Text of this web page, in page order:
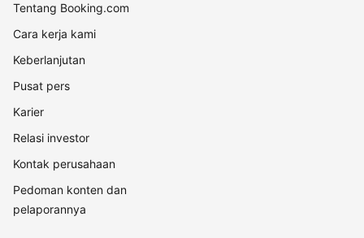
Tentang Booking.com
Cara kerja kami
Keberlanjutan
Pusat pers
Karier
Relasi investor
Kontak perusahaan
Pedoman konten dan
pelaporannya